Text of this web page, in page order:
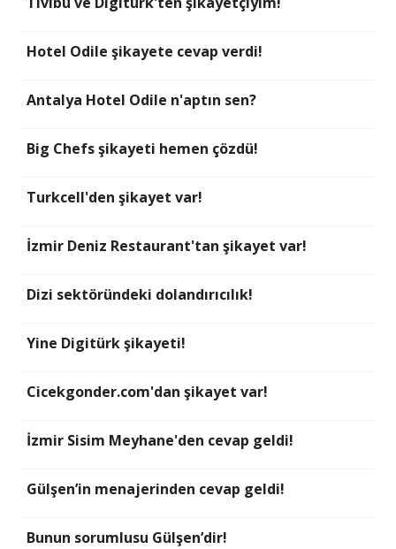
Hotel Odile şikayete cevap verdi!
Antalya Hotel Odile n'aptın sen?
Big Chefs şikayeti hemen çözdü!
Turkcell'den şikayet var!
İzmir Deniz Restaurant'tan şikayet var!
Dizi sektöründeki dolandırıcılık!
Yine Digitürk şikayeti!
Cicekgonder.com'dan şikayet var!
İzmir Sisim Meyhane'den cevap geldi!
Gülşen’in menajerinden cevap geldi!
Bunun sorumlusu Gülşen’dir!